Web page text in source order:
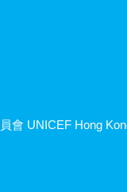
會 UNICEF Hong